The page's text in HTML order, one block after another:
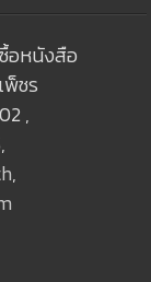
อหนังสือ
ชร
,
,